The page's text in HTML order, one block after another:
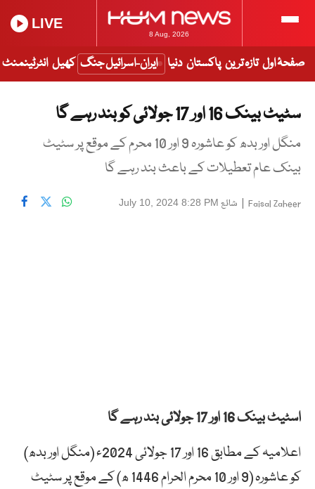
8 Aug, 2026
LIVE
صفحۂ اول تازہ ترین پاکستان دنیا ایران-اسرائیل جنگ کھیل انٹرٹینمنٹ
سٹیٹ بینک 16 اور 17 جولائی کو بند رہے گا
منگل اور بدھ کو عاشورہ 9 اور 10 محرم کے موقع پر سٹیٹ
بینک عام تعطیلات کے باعث بند رہے گا
Faisal Zaheer
| شائع July 10, 2024 8:28 PM
اسٹیٹ بینک 16 اور 17 جولائی بند رہے گا
اعلامیہ کے مطابق 16 اور 17 جولائی 2024ء (منگل اور بدھ)
کو عاشورہ (9 اور 10 محرم الحرام 1446 ھ) کے موقع پر سٹیٹ